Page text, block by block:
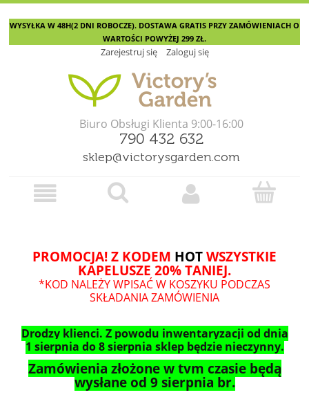
WYSYŁKA W 48H(2 DNI ROBOCZE). DOSTAWA GRATIS PRZY ZAMÓWIENIACH O
WARTOŚCI POWYŻEJ 299 ZŁ.
Zarejestruj się Zaloguj się
Biuro Obsługi Klienta 9:00-16:00
790 432 632
sklep@victorysgarden.com
PROMOCJA! Z KODEM HOT WSZYSTKIE
KAPELUSZE 20% TANIEJ.
*KOD NALEŻY WPISAĆ W KOSZYKU PODCZAS
SKŁADANIA ZAMÓWIENIA
Drodzy klienci. Z powodu inwentaryzacji od dnia
1 sierpnia do 8 sierpnia sklep będzie nieczynny.
Zamówienia złożone w tym czasie będą
wysłane od 9 sierpnia br.